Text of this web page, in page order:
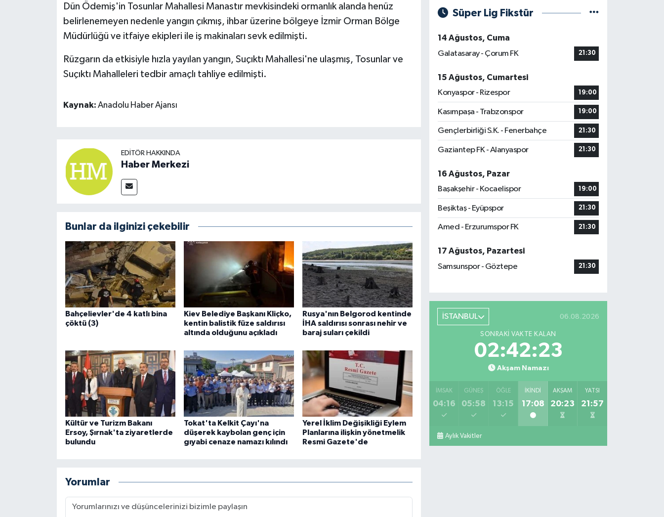
Dün Ödemiş'in Tosunlar Mahallesi Manastır mevkisindeki ormanlık alanda henüz
belirlenemeyen nedenle yangın çıkmış, ihbar üzerine bölgeye İzmir Orman Bölge
Müdürlüğü ve itfaiye ekipleri ile iş makinaları sevk edilmişti.
Rüzgarın da etkisiyle hızla yayılan yangın, Suçıktı Mahallesi'ne ulaşmış, Tosunlar ve
Suçıktı Mahalleleri tedbir amaçlı tahliye edilmişti.
Kaynak: Anadolu Haber Ajansı
EDITÖR HAKKINDA
Haber Merkezi
Bunlar da ilginizi çekebilir
Bahçelievler'de 4 katlı bina
çöktü (3)
Kiev Belediye Başkanı Kliçko,
kentin balistik füze saldırısı
altında olduğunu açıkladı
Rusya'nın Belgorod kentinde
İHA saldırısı sonrası nehir ve
baraj suları çekildi
Kültür ve Turizm Bakanı
Ersoy, Şırnak'ta ziyaretlerde
bulundu
Tokat'ta Kelkit Çayı'na
düşerek kaybolan genç için
gıyabi cenaze namazı kılındı
Yerel İklim Değişikliği Eylem
Planlarına ilişkin yönetmelik
Resmi Gazete'de
Yorumlar
Süper Lig Fikstür
14 Ağustos, Cuma
Galatasaray - Çorum FK
21:30
15 Ağustos, Cumartesi
Konyaspor - Rizespor
19:00
Kasımpaşa - Trabzonspor 19:00
Gençlerbirliği S.K. - Fenerbahçe 21:30
Gaziantep FK - Alanyaspor 21:30
16 Ağustos, Pazar
Başakşehir - Kocaelispor
19:00
Beşiktaş - Eyüpspor 21:30
Amed - Erzurumspor FK 21:30
17 Ağustos, Pazartesi
Samsunspor - Göztepe
21:30
İSTANBUL 06.08.2026
SONRAKI VAKTE KALAN
02:42:22
Akşam Namazı
İMSAK
04:16
GÜNEŞ
05:58
ÖĞLE
13:15
İKINDI
17:08
AKŞAM
20:23
YATSI
21:57
Aylık Vakitler